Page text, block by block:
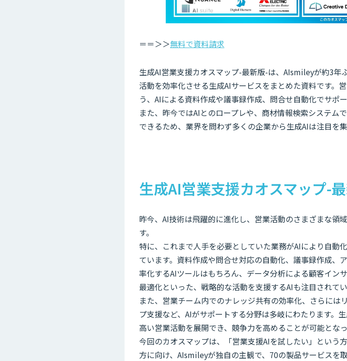
＝＝＞＞無料で資料請求
生成AI営業支援カオスマップ-最新版-は、AIsmileyが約3
活動を効率化させる生成AIサービスをまとめた資料です。
う、AIによる資料作成や議事録作成、問合せ自動化でサポー
また、昨今ではAIとのロープレや、商材情報検索システム
できるため、業界を問わず多くの企業から生成AIは注目を集
生成AI営業支援カオスマップ-
昨今、AI技術は飛躍的に進化し、営業活動のさまざまな領
す。
特に、これまで人手を必要としていた業務がAIにより自動
ています。資料作成や問合せ対応の自動化、議事録作成、
率化するAIツールはもちろん、データ分析による顧客イン
最適化といった、戦略的な活動を支援するAIも注目されてい
また、営業チーム内でのナレッジ共有の効率化、さらには
プ支援など、AIがサポートする分野は多岐にわたります。
高い営業活動を展開でき、競争力を高めることが可能となっ
今回のカオスマップは、「営業支援AIを試したい」という
方に向け、AIsmileyが独自の主観で、70の製品サービスを